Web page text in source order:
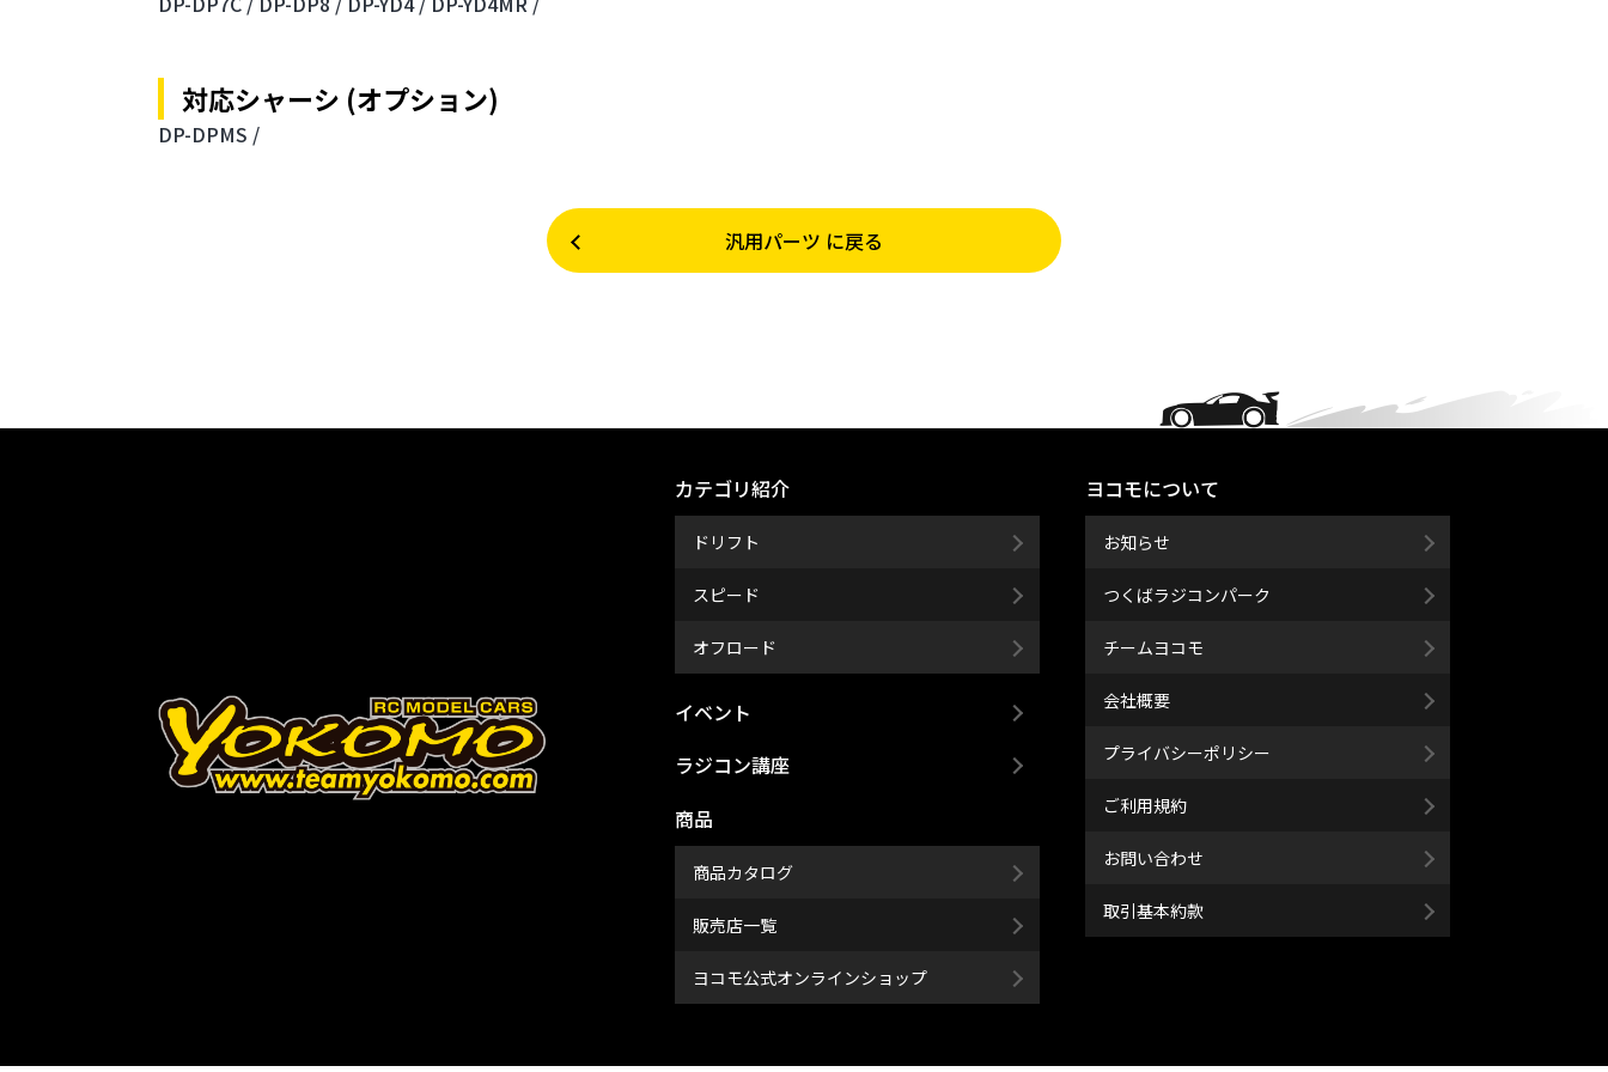
対応シャーシ (オプション)
DP-DPMS /
汎用パーツ に戻る
カテゴリ紹介
ドリフト
スピード
オフロード
イベント
ラジコン講座
商品
商品カタログ
販売店一覧
ヨコモ公式オンラインショップ
ヨコモについて
お知らせ
つくばラジコンパーク
チームヨコモ
会社概要
プライバシーポリシー
ご利用規約
お問い合わせ
取引基本約款